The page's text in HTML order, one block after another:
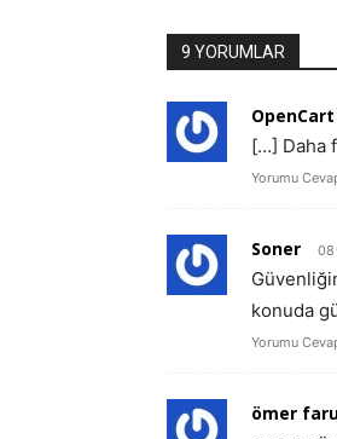
9 YORUMLAR
[…] Daha
Yorumu
Soner 08
konuda
Yorumu
ömer